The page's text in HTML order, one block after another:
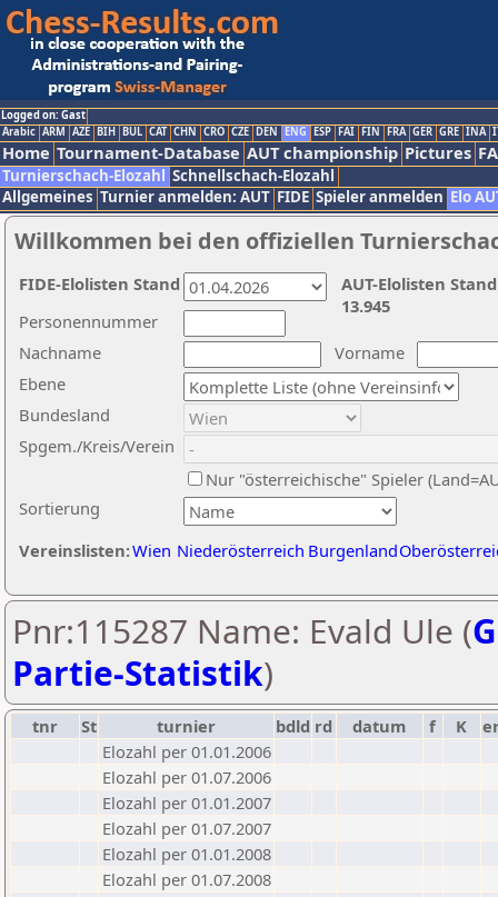
Logged on: Gast
Arabic ARM AZE BIH BUL CAT CHN CRO CZE DEN ENG ESP FAI FIN FRA GER GRE INA
Home Tournament-Database AUT championship Pictures
Turnierschach-Elozahl Schnellschach-Elozahl
Allgemeines Turnier anmelden: AUT FIDE Spieler anmelden Elo
Willkommen bei den offiziellen
Nachname
Vorname
Ebene
Sortierung
Personennummer
Bundesland
Spgem./Kreis/Verein
Nur "österreichische" Spieler
Vereinslisten:Wien Niederösterreich Burgenland
AUT-Elolisten
13.945
FIDE-Elolisten Stand
Pnr:115287 Name: Evald Ule (
Partie-Statistik)
tnr St turnier bdld rd datum f K
Elozahl per 01.01.2006
Elozahl per 01.07.2006
Elozahl per 01.01.2007
Elozahl per 01.07.2007
Elozahl per 01.01.2008
Elozahl per 01.07.2008